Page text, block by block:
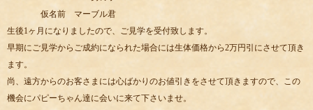
仮名前 マーブル君
生後1ヶ月になりましたので、ご見学を受付致します。
早期にご見学からご成約になられた場合には生体価格から2万円引にさせて頂き
ます。
尚、遠方からのお客さまには心ばかりのお値引きをさせて頂きますので、この
機会にパピーちゃん達に会いに来て下さいませ。